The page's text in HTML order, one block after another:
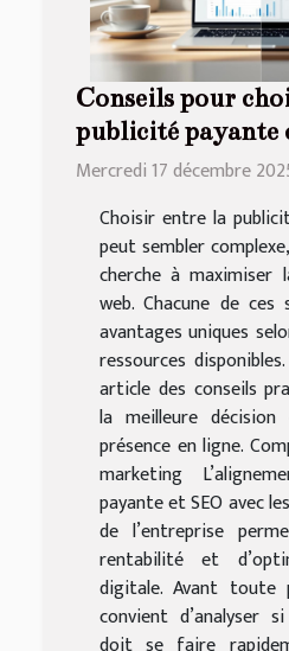
Conseils pour
publicité payante
Mercredi 17 décembre
Choisir entre la
peut sembler
cherche à maximiser
web. Chacune de
avantages uniques
ressources
article des conseils
la meilleure
présence en ligne.
marketing
payante et SEO avec
de l’entreprise
rentabilité et
digitale. Avant toute
convient d’analyser